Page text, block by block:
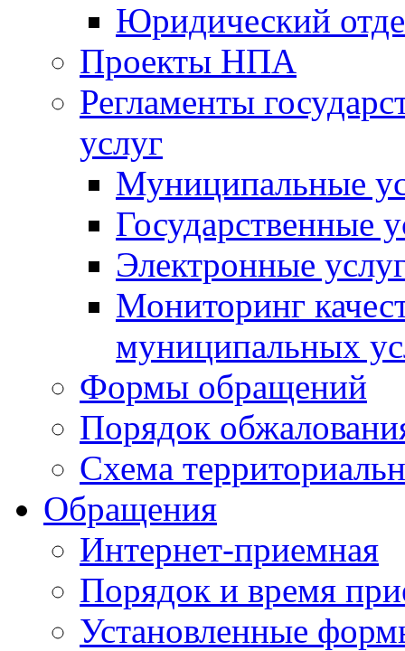
Юридический
Проекты НПА
Регламенты
услуг
Муниципальные
Государственные
Электронные
Мониторинг
муниципальных
Формы обращений
Порядок
Схема
Обращения
Интернет-приемная
Порядок и время
Установленные